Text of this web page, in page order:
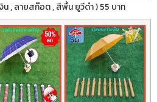
, ลายสก๊อต , สีพื้น ยูวีดำ ) 55 บาท